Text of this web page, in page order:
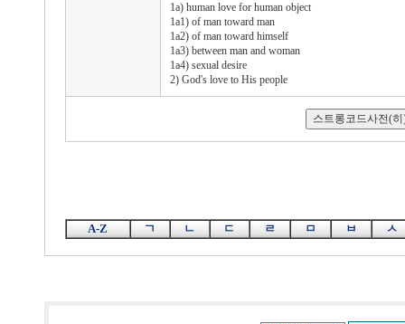
1a) human love for human object
1a1) of man toward man
1a2) of man toward himself
1a3) between man and woman
1a4) sexual desire
2) God's love to His people
A-Z ㄱ ㄴ ㄷ ㄹ ㅁ ㅂ ㅅ